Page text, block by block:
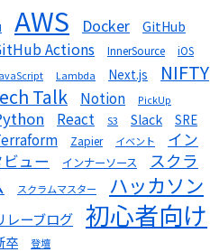
AWS Docker GitHub
Actions InnerSource iOS
Lambda Next.js
NIFTY
Talk
Notion PickUp
React S3 Slack SRE
Zapier イベント
イン
ビュー
インナーソース
スクラ
スクラムマスター ハッカソン
レーブログ 初心者向け
卒 登壇